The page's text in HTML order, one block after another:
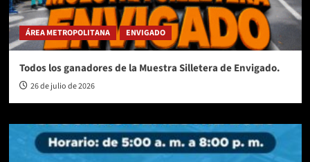
ÁREA METROPOLITANA ENVIGADO
Todos los ganadores de la Muestra Silletera de Envigado.
26 de julio de 2026